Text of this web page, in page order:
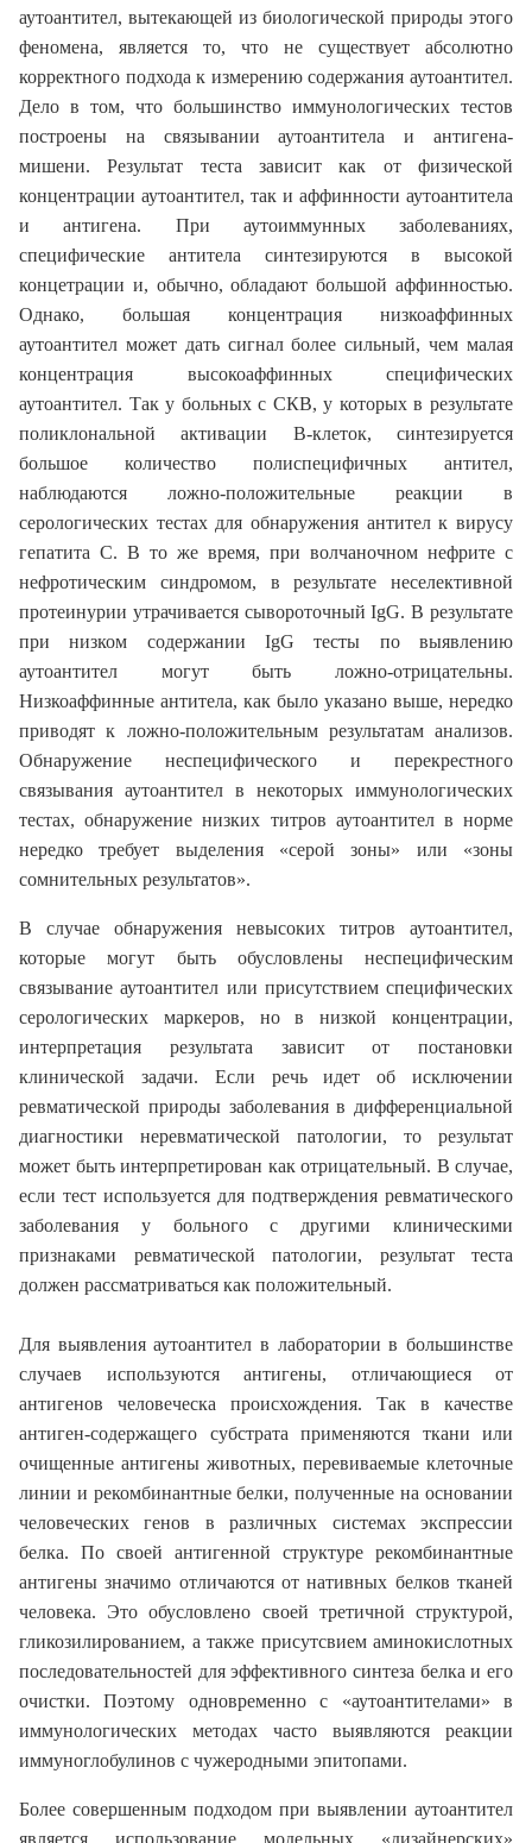
аутоантител, вытекающей из биологической природы этого
феномена, является то, что не существует абсолютно
корректного подхода к измерению содержания аутоантител.
Дело в том, что большинство иммунологических тестов
построены на связывании аутоантитела и антигена-
мишени. Результат теста зависит как от физической
концентрации аутоантител, так и аффинности аутоантитела
и антигена. При аутоиммунных заболеваниях,
специфические антитела синтезируются в высокой
концетрации и, обычно, обладают большой аффинностью.
Однако, большая концентрация низкоаффинных
аутоантител может дать сигнал более сильный, чем малая
концентрация высокоаффинных специфических
аутоантител. Так у больных с СКВ, у которых в результате
поликлональной активации В-клеток, синтезируется
большое количество полиспецифичных антител,
наблюдаются ложно-положительные реакции в
серологических тестах для обнаружения антител к вирусу
гепатита С. В то же время, при волчаночном нефрите с
нефротическим синдромом, в результате неселективной
протеинурии утрачивается сывороточный IgG. В результате
при низком содержании IgG тесты по выявлению
аутоантител могут быть ложно-отрицательны.
Низкоаффинные антитела, как было указано выше, нередко
приводят к ложно-положительным результатам анализов.
Обнаружение неспецифического и перекрестного
связывания аутоантител в некоторых иммунологических
тестах, обнаружение низких титров аутоантител в норме
нередко требует выделения «серой зоны» или «зоны
сомнительных результатов».
В случае обнаружения невысоких титров аутоантител,
которые могут быть обусловлены неспецифическим
связывание аутоантител или присутствием специфических
серологических маркеров, но в низкой концентрации,
интерпретация результата зависит от постановки
клинической задачи. Если речь идет об исключении
ревматической природы заболевания в дифференциальной
диагностики неревматической патологии, то результат
может быть интерпретирован как отрицательный. В случае,
если тест используется для подтверждения ревматического
заболевания у больного с другими клиническими
признаками ревматической патологии, результат теста
должен рассматриваться как положительный.
Для выявления аутоантител в лаборатории в большинстве
случаев используются антигены, отличающиеся от
антигенов человеческа происхождения. Так в качестве
антиген-содержащего субстрата применяются ткани или
очищенные антигены животных, перевиваемые клеточные
линии и рекомбинантные белки, полученные на основании
человеческих генов в различных системах экспрессии
белка. По своей антигенной структуре рекомбинантные
антигены значимо отличаются от нативных белков тканей
человека. Это обусловлено своей третичной структурой,
гликозилированием, а также присутсвием аминокислотных
последовательностей для эффективного синтеза белка и его
очистки. Поэтому одновременно с «аутоантителами» в
иммунологических методах часто выявляются реакции
иммуноглобулинов с чужеродными эпитопами.
Более совершенным подходом при выявлении аутоантител